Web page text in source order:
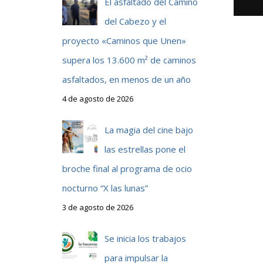
del Cabezo y el
proyecto «Caminos que Unen»
supera los 13.600 m² de caminos
asfaltados, en menos de un año
4 de agosto de 2026
La magia del cine bajo
las estrellas pone el
broche final al programa de ocio
nocturno “X las lunas”
3 de agosto de 2026
Se inicia los trabajos
para impulsar la